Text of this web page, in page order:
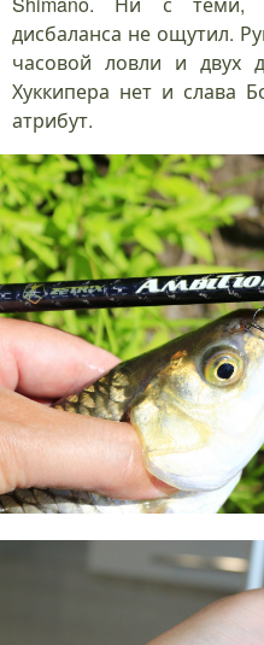
дисбаланса не ощутил.
часовой ловли и двух
Хуккипера нет и слава
атрибут.